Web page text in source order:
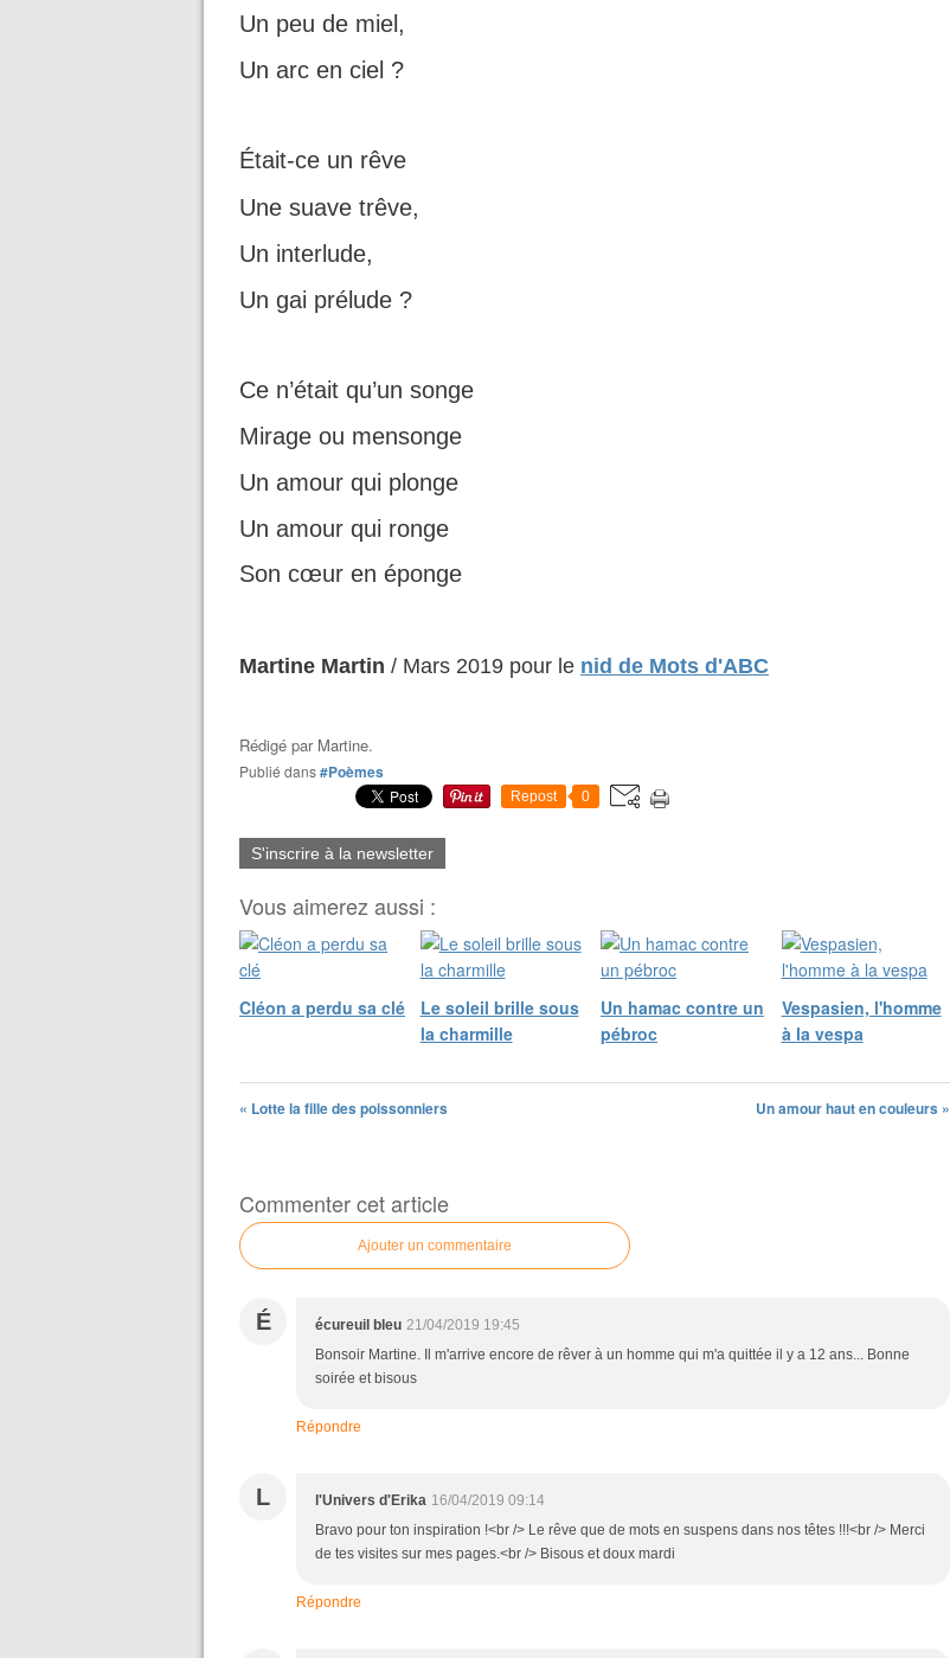
Un peu de miel,
Un arc en ciel ?
Était-ce un rêve
Une suave trêve,
Un interlude,
Un gai prélude ?
Ce n’était qu’un songe
Mirage ou mensonge
Un amour qui plonge
Un amour qui ronge
Son cœur en éponge
Martine Martin / Mars 2019 pour le nid de Mots d'ABC
Rédigé par Martine.
Publié dans#Poèmes
Repost 0
S'inscrire à la newsletter
Vous aimerez aussi :
Cléon a perdu sa clé
Le soleil brille sous
la charmille
Un hamac contre un
pébroc
Vespasien, l'homme
à la vespa
« Lotte la fille des poissonniers Un amour haut en couleurs »
Commenter cet article
Ajouter un commentaire
É écureuil bleu 21/04/2019 19:45
Bonsoir Martine. Il m'arrive encore de rêver à un homme qui m'a quittée il y a 12 ans... Bonne
soirée et bisous
Répondre
L l'Univers d'Erika 16/04/2019 09:14
Bravo pour ton inspiration !<br /> Le rêve que de mots en suspens dans nos têtes !!!<br /> Merci
de tes visites sur mes pages.<br /> Bisous et doux mardi
Répondre